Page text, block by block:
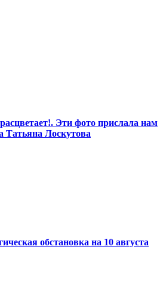
Эти фото прислала нам
Татьяна Лоскутова
обстановка на 10 августа